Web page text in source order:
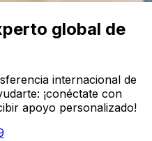
global de
internacional de
¡conéctate con
apoyo personalizado!